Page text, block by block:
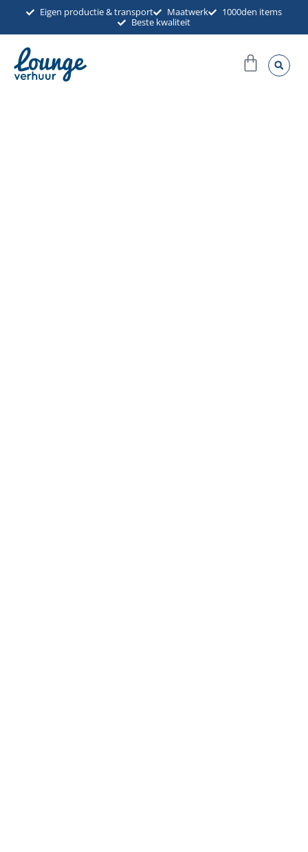
inhoud
Eigen productie & transport Maatwerk
1000den items
Beste kwaliteit